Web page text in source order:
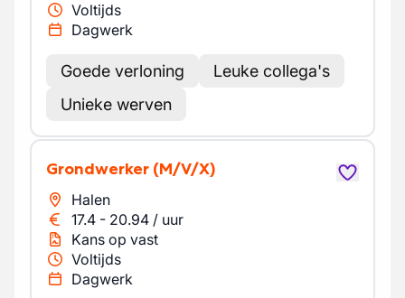
Voltijds
Dagwerk
Goede verloning
Leuke collega's
Unieke werven
Grondwerker (M/V/X)
Halen
17.4 - 20.94 / uur
Kans op vast
Voltijds
Dagwerk